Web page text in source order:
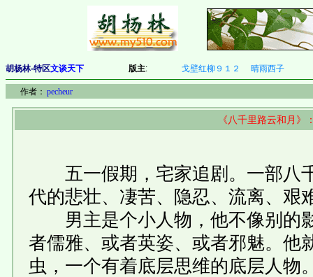
胡杨林-特区文谈天下 版主: 戈壁红柳９１２ 晴雨西子
作者： pecheur
《八千里路云和月》
五一假期，宅家追剧。一部八
代的悲壮、凄苦、隐忍、流离、艰
男主是个小人物，他不像别的
者儒雅、或者英姿、或者邪魅。他
虫，一个有着底层思维的底层人物